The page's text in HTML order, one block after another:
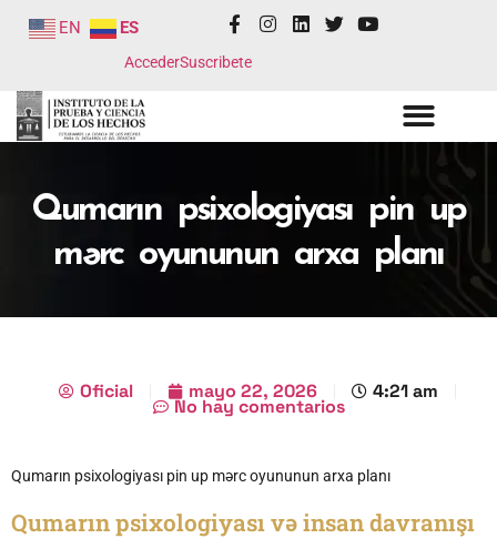
EN ES
AccederSuscribete
Qumarın psixologiyası pin up
mərc oyununun arxa planı
Oficial mayo 22, 2026 4:21 am
No hay comentarios
Qumarın psixologiyası pin up mərc oyununun arxa planı
Qumarın psixologiyası və insan davranışı